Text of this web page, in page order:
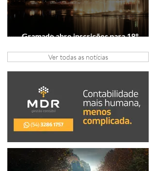
Gramado abre inscrições para 18º
Ver todas as notícias